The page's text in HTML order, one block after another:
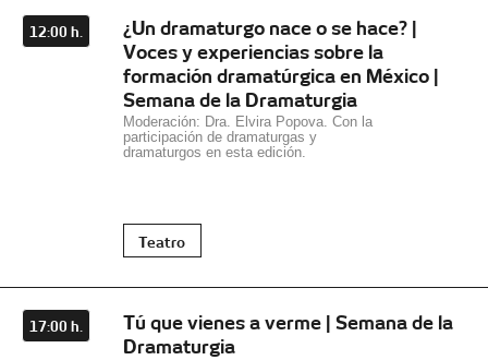
12:00 h.
¿Un dramaturgo nace o se hace? |
Voces y experiencias sobre la
formación dramatúrgica en México |
Semana de la Dramaturgia
Moderación: Dra. Elvira Popova. Con la
participación de dramaturgas y
dramaturgos en esta edición.
Teatro
17:00 h.
Tú que vienes a verme | Semana de la
Dramaturgia